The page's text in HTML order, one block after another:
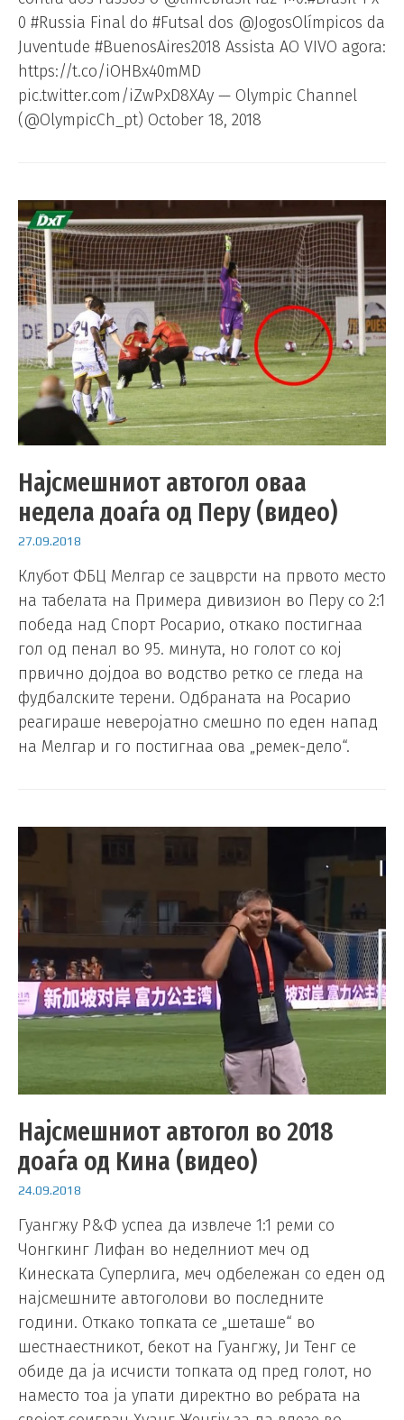
0 #Russia Final do #Futsal dos @JogosOlímpicos da
Juventude #BuenosAires2018 Assista AO VIVO agora:
https://t.co/iOHBx40mMD
pic.twitter.com/iZwPxD8XAy — Olympic Channel
(@OlympicCh_pt) October 18, 2018
Најсмешниот автогол оваа
недела доаѓа од Перу (видео)
27.09.2018
Клубот ФБЦ Мелгар се зацврсти на првото место
на табелата на Примера дивизион во Перу со 2:1
победа над Спорт Росарио, откако постигнаа
гол од пенал во 95. минута, но голот со кој
првично дојдоа во водство ретко се гледа на
фудбалските терени. Одбраната на Росарио
реагираше неверојатно смешно по еден напад
на Мелгар и го постигнаа ова „ремек-дело“.
Најсмешниот автогол во 2018
доаѓа од Кина (видео)
24.09.2018
Гуангжу Р&Ф успеа да извлече 1:1 реми со
Чонгкинг Лифан во неделниот меч од
Кинеската Суперлига, меч одбележан со еден од
најсмешните автоголови во последните
години. Откако топката се „шеташе“ во
шестнаестникот, бекот на Гуангжу, Ји Тенг се
обиде да ја исчисти топката од пред голот, но
наместо тоа ја упати директно во ребрата на